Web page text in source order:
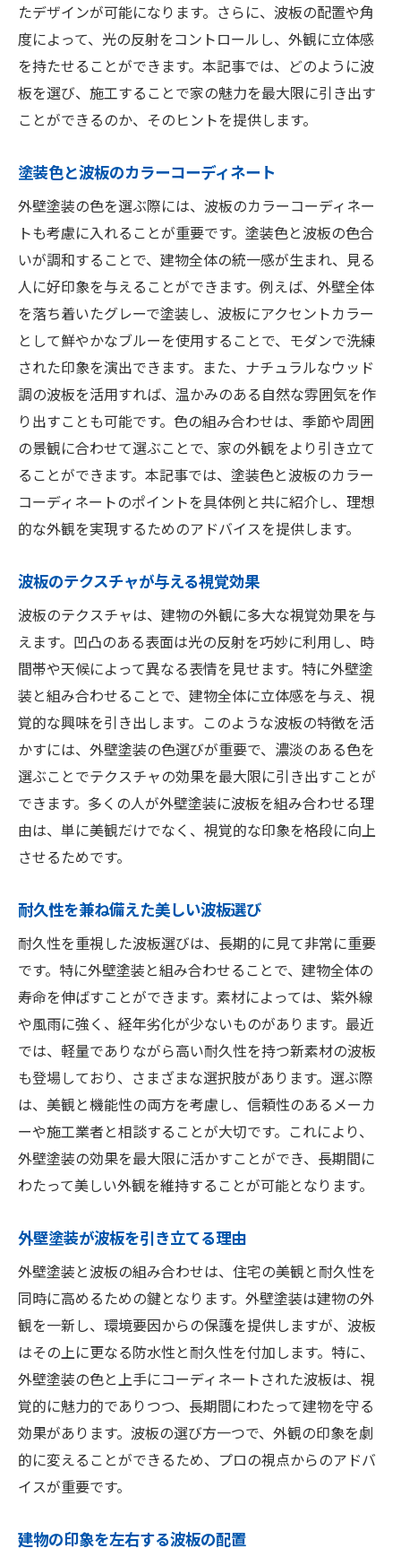
たデザインが可能になります。さらに、波板の配置や角
度によって、光の反射をコントロールし、外観に立体感
を持たせることができます。本記事では、どのように波
板を選び、施工することで家の魅力を最大限に引き出す
ことができるのか、そのヒントを提供します。
塗装色と波板のカラーコーディネート
外壁塗装の色を選ぶ際には、波板のカラーコーディネー
トも考慮に入れることが重要です。塗装色と波板の色合
いが調和することで、建物全体の統一感が生まれ、見る
人に好印象を与えることができます。例えば、外壁全体
を落ち着いたグレーで塗装し、波板にアクセントカラー
として鮮やかなブルーを使用することで、モダンで洗練
された印象を演出できます。また、ナチュラルなウッド
調の波板を活用すれば、温かみのある自然な雰囲気を作
り出すことも可能です。色の組み合わせは、季節や周囲
の景観に合わせて選ぶことで、家の外観をより引き立て
ることができます。本記事では、塗装色と波板のカラー
コーディネートのポイントを具体例と共に紹介し、理想
的な外観を実現するためのアドバイスを提供します。
波板のテクスチャが与える視覚効果
波板のテクスチャは、建物の外観に多大な視覚効果を与
えます。凹凸のある表面は光の反射を巧妙に利用し、時
間帯や天候によって異なる表情を見せます。特に外壁塗
装と組み合わせることで、建物全体に立体感を与え、視
覚的な興味を引き出します。このような波板の特徴を活
かすには、外壁塗装の色選びが重要で、濃淡のある色を
選ぶことでテクスチャの効果を最大限に引き出すことが
できます。多くの人が外壁塗装に波板を組み合わせる理
由は、単に美観だけでなく、視覚的な印象を格段に向上
させるためです。
耐久性を兼ね備えた美しい波板選び
耐久性を重視した波板選びは、長期的に見て非常に重要
です。特に外壁塗装と組み合わせることで、建物全体の
寿命を伸ばすことができます。素材によっては、紫外線
や風雨に強く、経年劣化が少ないものがあります。最近
では、軽量でありながら高い耐久性を持つ新素材の波板
も登場しており、さまざまな選択肢があります。選ぶ際
は、美観と機能性の両方を考慮し、信頼性のあるメーカ
ーや施工業者と相談することが大切です。これにより、
外壁塗装の効果を最大限に活かすことができ、長期間に
わたって美しい外観を維持することが可能となります。
外壁塗装が波板を引き立てる理由
外壁塗装と波板の組み合わせは、住宅の美観と耐久性を
同時に高めるための鍵となります。外壁塗装は建物の外
観を一新し、環境要因からの保護を提供しますが、波板
はその上に更なる防水性と耐久性を付加します。特に、
外壁塗装の色と上手にコーディネートされた波板は、視
覚的に魅力的でありつつ、長期間にわたって建物を守る
効果があります。波板の選び方一つで、外観の印象を劇
的に変えることができるため、プロの視点からのアドバ
イスが重要です。
建物の印象を左右する波板の配置